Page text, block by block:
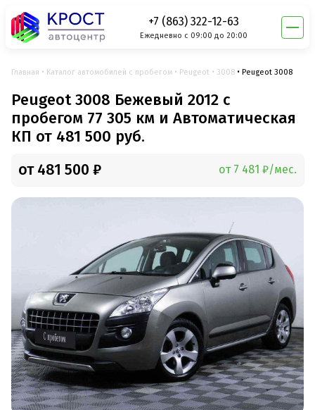
+7 (863) 322-12-63
Ежедневно с 09:00 до 20:00
Главная Каталог автомобилей с пробегом Peugeot 3008 Peugeot 3008
Peugeot 3008 Бежевый 2012 с
пробегом 77 305 км и Автоматическая
КП от 481 500 руб.
от 481 500 ₽ от 7 481 ₽/мес.